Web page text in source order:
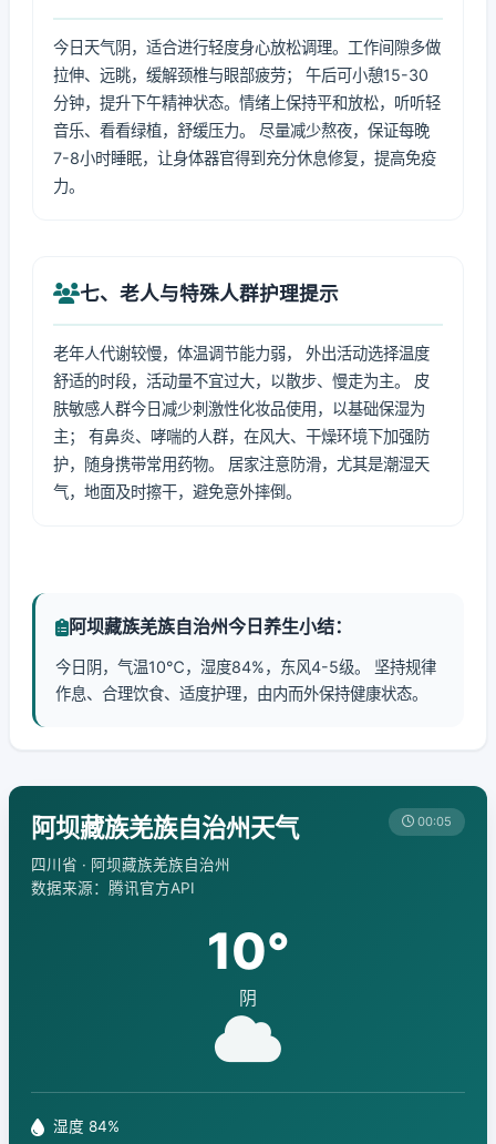
今日天气阴，适合进行轻度身心放松调理。工作间隙多做
拉伸、远眺，缓解颈椎与眼部疲劳； 午后可小憩15-30
分钟，提升下午精神状态。情绪上保持平和放松，听听轻
音乐、看看绿植，舒缓压力。 尽量减少熬夜，保证每晚
7-8小时睡眠，让身体器官得到充分休息修复，提高免疫
力。
七、老人与特殊人群护理提示
老年人代谢较慢，体温调节能力弱， 外出活动选择温度
舒适的时段，活动量不宜过大，以散步、慢走为主。 皮
肤敏感人群今日减少刺激性化妆品使用，以基础保湿为
主； 有鼻炎、哮喘的人群，在风大、干燥环境下加强防
护，随身携带常用药物。 居家注意防滑，尤其是潮湿天
气，地面及时擦干，避免意外摔倒。
阿坝藏族羌族自治州今日养生小结：
今日阴，气温10℃，湿度84%，东风4-5级。 坚持规律
作息、合理饮食、适度护理，由内而外保持健康状态。
阿坝藏族羌族自治州天气
四川省 · 阿坝藏族羌族自治州
数据来源：腾讯官方API
00:05
10°
阴
湿度 84%